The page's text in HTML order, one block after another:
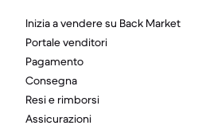
Inizia a vendere su Back Market
Portale venditori
Pagamento
Consegna
Resi e rimborsi
Assicurazioni